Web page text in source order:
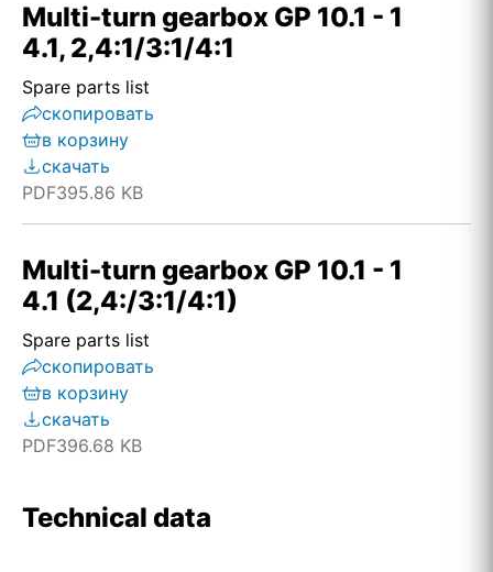
Multi-turn gearbox GP 10.1 - 1
4.1, 2,4:1/3:1/4:1
Spare parts list
скопировать
в корзину
скачать
PDF395.86 KB
Multi-turn gearbox GP 10.1 - 1
4.1 (2,4:/3:1/4:1)
Spare parts list
скопировать
в корзину
скачать
PDF396.68 KB
Technical data